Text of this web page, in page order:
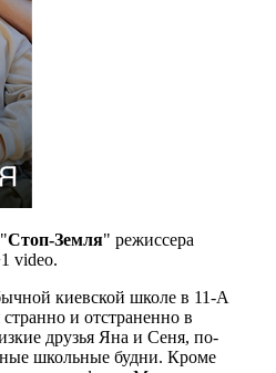
Стоп-Земля" режиссера
video.
киевской школе в 11-А
и отстраненно в
друзья Яна и Сеня, по-
школьные будни. Кроме